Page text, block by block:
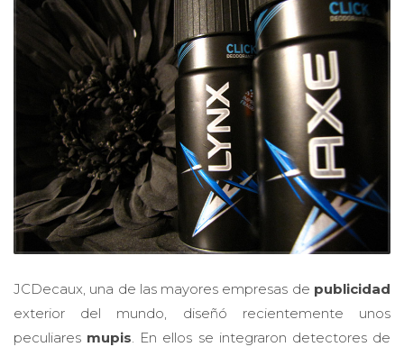
JCDecaux, una de las mayores empresas de publicidad
exterior del mundo, diseñó recientemente unos
peculiares mupis . En ellos se integraron detectores de